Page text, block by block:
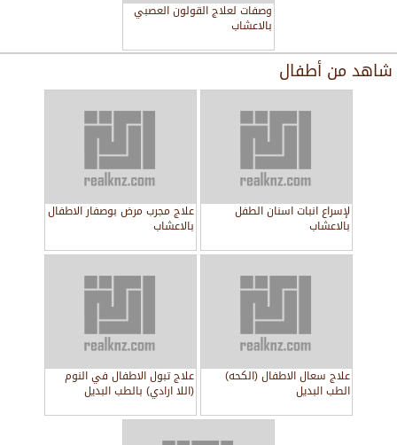
وصفات لعلاج القولون العصبي
بالاعشاب
شاهد من أطفال
لإسراع انبات اسنان الطفل
بالاعشاب
علاج مجرب مرض بوصفار الاطفال
بالاعشاب
علاج سعال الاطفال (الكحه)
الطب البديل
علاج تبول الاطفال في النوم
(اللا ارادي) بالطب البديل